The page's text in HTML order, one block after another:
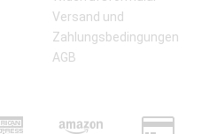
Versand und
Zahlungsbedingungen
AGB